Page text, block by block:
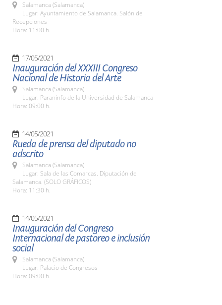
Salamanca (Salamanca)
Lugar: Ayuntamiento de Salamanca. Salón de
Recepciones
Hora: 11:00 h.
17/05/2021
Inauguración del XXXIII Congreso
Nacional de Historia del Arte
Salamanca (Salamanca)
Lugar: Paraninfo de la Universidad de Salamanca
Hora: 09:00 h.
14/05/2021
Rueda de prensa del diputado no
adscrito
Salamanca (Salamanca)
Lugar: Sala de las Comarcas. Diputación de
Salamanca. (SOLO GRÁFICOS)
Hora: 11:30 h.
14/05/2021
Inauguración del Congreso
Internacional de pastoreo e inclusión
social
Salamanca (Salamanca)
Lugar: Palacio de Congresos
Hora: 09:00 h.